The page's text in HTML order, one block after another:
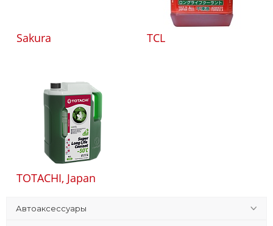
Sakura TCL
TOTACHI, Japan
Автоаксессуары